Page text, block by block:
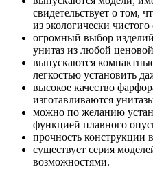
свидетельствует о том,
из экологически чистого
огромный выбор
унитаз из любой
выпускаются
легкостью установить
высокое качество
изготавливаются
можно по желанию
функцией плавного
прочность конструкции
существует серия
возможностями.